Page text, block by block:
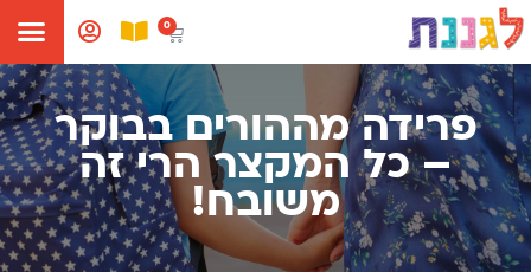
פרידה מההורים בבוקר
– כל המקצר הרי זה
משובח!